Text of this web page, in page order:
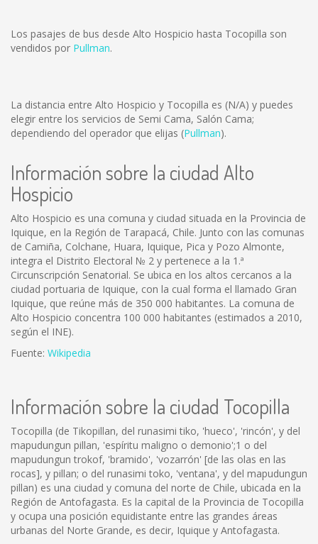
Los pasajes de bus desde Alto Hospicio hasta Tocopilla son
vendidos por Pullman.
La distancia entre Alto Hospicio y Tocopilla es (N/A) y puedes
elegir entre los servicios de Semi Cama, Salón Cama;
dependiendo del operador que elijas (Pullman).
Información sobre la ciudad Alto
Hospicio
Alto Hospicio es una comuna y ciudad situada en la Provincia de
Iquique, en la Región de Tarapacá, Chile. Junto con las comunas
de Camiña, Colchane, Huara, Iquique, Pica y Pozo Almonte,
integra el Distrito Electoral № 2 y pertenece a la 1.ª
Circunscripción Senatorial. Se ubica en los altos cercanos a la
ciudad portuaria de Iquique, con la cual forma el llamado Gran
Iquique, que reúne más de 350 000 habitantes. La comuna de
Alto Hospicio concentra 100 000 habitantes (estimados a 2010,
según el INE).
Fuente: Wikipedia
Información sobre la ciudad Tocopilla
Tocopilla (de Tikopillan, del runasimi tiko, 'hueco', 'rincón', y del
mapudungun pillan, 'espíritu maligno o demonio';1 o del
mapudungun trokof, 'bramido', 'vozarrón' [de las olas en las
rocas], y pillan; o del runasimi toko, 'ventana', y del mapudungun
pillan) es una ciudad y comuna del norte de Chile, ubicada en la
Región de Antofagasta. Es la capital de la Provincia de Tocopilla
y ocupa una posición equidistante entre las grandes áreas
urbanas del Norte Grande, es decir, Iquique y Antofagasta.